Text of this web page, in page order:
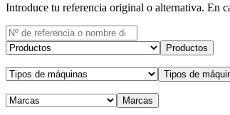
Introduce tu referencia original o alternativa. En
Productos
Tipos de
Marcas